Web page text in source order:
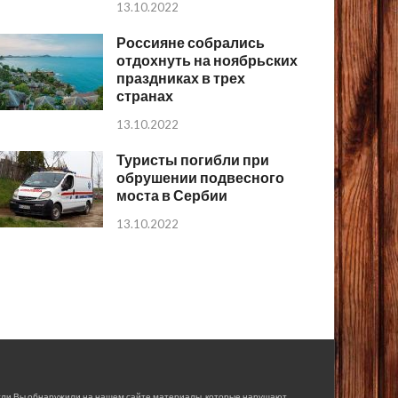
13.10.2022
Россияне собрались
отдохнуть на ноябрьских
праздниках в трех
странах
13.10.2022
Туристы погибли при
обрушении подвесного
моста в Сербии
13.10.2022